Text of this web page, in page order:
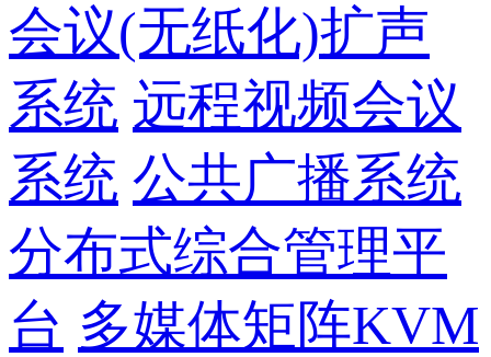
会议(无纸化)扩声
系统 远程视频会议
系统 公共广播系统
分布式综合管理平
台 多媒体矩阵KVM